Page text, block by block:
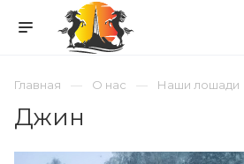
Главная О нас Наши лошади
Джин